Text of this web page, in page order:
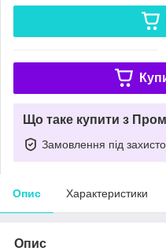
Що таке купити з
Замовлення під
Опис Характеристики
Опис